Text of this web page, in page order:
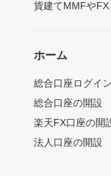
貨建てMMFや
ホーム
総合口座ログイン
総合口座の開設
楽天FX口座の開
法人口座の開設